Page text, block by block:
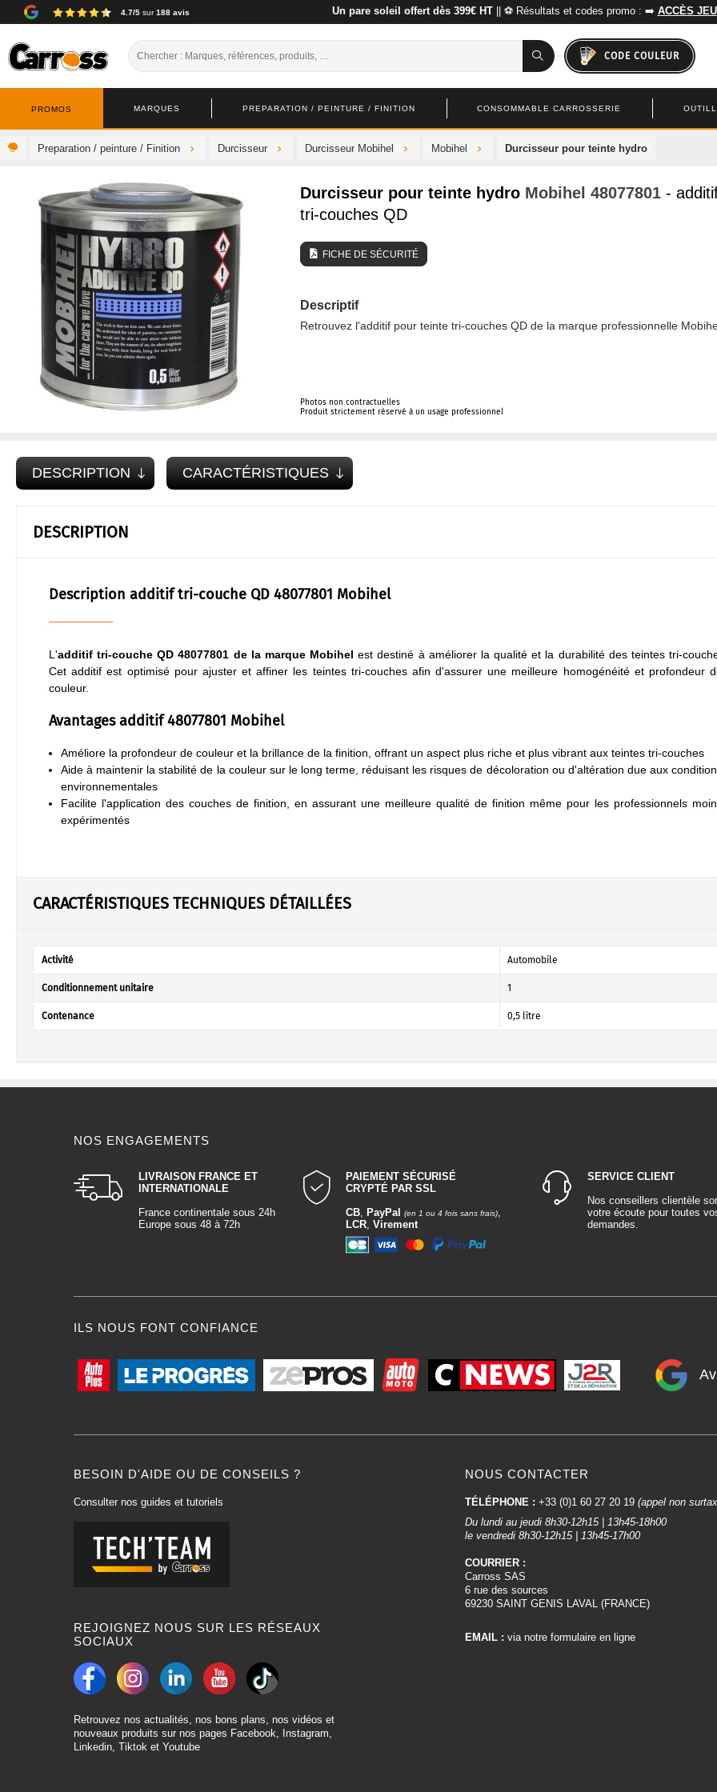
4.7/5 sur188 avis Un pare soleil offert dès 399€ HT|| ⚽ Résultats et codes promo : ➡️ ACCÈS
CODE COULEUR
PREPARATION / PEINTURE / FINITION CONSOMMABLE CARROSSERIE
MARQUES
PROMOS
Preparation / peinture / Finition Durcisseur Durcisseur Mobihel Mobihel Durcisseur pour teinte hydro
Durcisseur pour teinte hydro Mobihel 48077801 -
tri-couches QD
FICHE DE SÉCURITÉ
Descriptif
Retrouvez l'additif pour teinte tri-couches QD de la marque professionnelle
Photos non contractuelles
Produit strictement réservé à un usage professionnel
DESCRIPTION CARACTÉRISTIQUES
DESCRIPTION
Description additif tri-couche QD 48077801 Mobihel
L'additif tri-couche QD 48077801 de la marque Mobihelest destiné à améliorer la qualité et la durabilité des teintes tri-
Cet additif est optimisé pour ajuster et affiner les teintes tri-couches afin d'assurer une meilleure homogénéité et profondeur
couleur.
Avantages additif 48077801 Mobihel
Améliore la profondeur de couleur et la brillance de la finition, offrant un aspect plus riche et plus vibrant aux teintes tri-couches
Aide à maintenir la stabilité de la couleur sur le long terme, réduisant les risques de décoloration ou d'altération due aux
environnementales
Facilite l'application des couches de finition, en assurant une meilleure qualité de finition même pour les professionnels
expérimentés
CARACTÉRISTIQUES TECHNIQUES DÉTAILLÉES
Activité Automobile
Conditionnement unitaire 1
Contenance 0,5 litre
NOS ENGAGEMENTS
LIVRAISON FRANCE ET
INTERNATIONALE
France continentale sous 24h
Europe sous 48 à 72h
PAIEMENT SÉCURISÉ
CRYPTÉ PAR SSL
CB, PayPal (en 1 ou 4 fois sans frais),
LCR,Virement
SERVICE CLIENT
Nos conseillers clientèle
votre écoute pour toutes
demandes.
ILS NOUS FONT CONFIANCE
BESOIN D'AIDE OU DE CONSEILS ?
Consulter nos guides et tutoriels
REJOIGNEZ NOUS SUR LES RÉSEAUX
SOCIAUX
Retrouvez nos actualités, nos bons plans, nos vidéos et
nouveaux produits sur nos pages Facebook, Instagram,
Linkedin, Tiktok et Youtube
NOUS CONTACTER
TÉLÉPHONE : +33 (0)1 60 27 20 19 (appel non
Du lundi au jeudi 8h30-12h15 | 13h45-18h00
le vendredi 8h30-12h15 | 13h45-17h00
COURRIER :
Carross SAS
6 rue des sources
69230 SAINT GENIS LAVAL (FRANCE)
EMAIL : via notre formulaire en ligne